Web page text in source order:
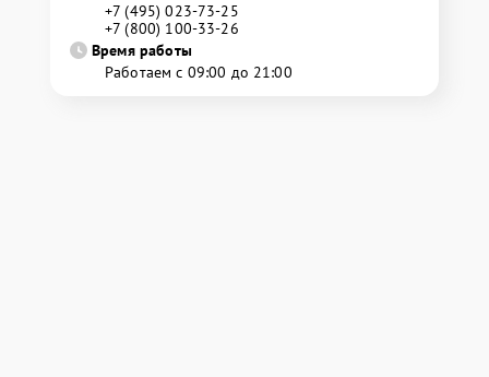
+7 (495) 023-73-25
+7 (800) 100-33-26
Время работы
Работаем с 09:00 до 21:00